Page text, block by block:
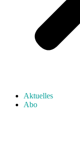
Aktuelles
Abo